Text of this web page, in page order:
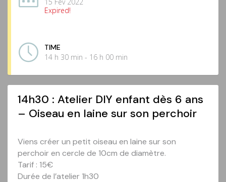
15 Fév 2022
Expired!
TIME
14 h 30 min - 16 h 00 min
14h30 : Atelier DIY enfant dès 6 ans
– Oiseau en laine sur son perchoir
Viens créer un petit oiseau en laine sur son
perchoir en cercle de 10cm de diamètre.
Tarif : 15€
Durée de l’atelier 1h30